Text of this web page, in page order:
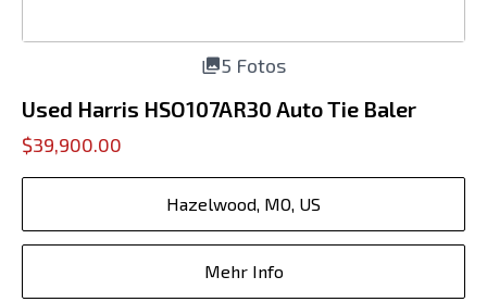
5 Fotos
Used Harris HSO107AR30 Auto Tie Baler
$39,900.00
Hazelwood, MO, US
Mehr Info